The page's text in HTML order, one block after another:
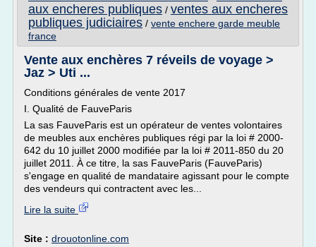
aux encheres publiques / ventes aux encheres
publiques judiciaires / vente enchere garde meuble
france
Vente aux enchères 7 réveils de voyage >
Jaz > Uti ...
Conditions générales de vente 2017
I. Qualité de FauveParis
La sas FauveParis est un opérateur de ventes volontaires
de meubles aux enchères publiques régi par la loi # 2000-
642 du 10 juillet 2000 modifiée par la loi # 2011-850 du 20
juillet 2011. À ce titre, la sas FauveParis (FauveParis)
s'engage en qualité de mandataire agissant pour le compte
des vendeurs qui contractent avec les...
Lire la suite
Site : drouotonline.com